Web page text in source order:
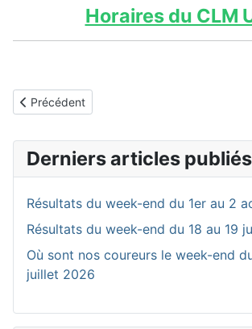
Horaires du CLM
Article précédent : Prix FSGT de Saint-
Précédent
Derniers articles publiés
Résultats du week-end du 1er au 2
Résultats du week-end du 18 au 19
Où sont nos coureurs le week-end
juillet 2026